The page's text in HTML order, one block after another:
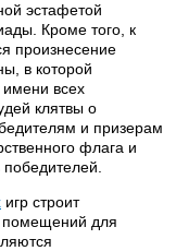
эстафетой
Кроме того, к
произнесение
в которой
имени всех
клятвы о
и призерам
флага и
игр строит
для